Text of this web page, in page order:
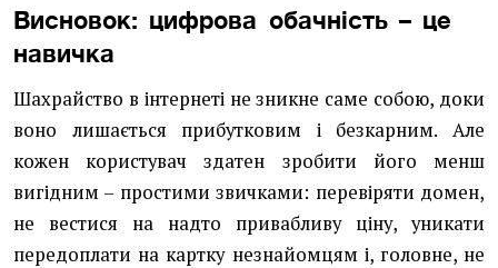
Висновок: цифрова обачність – це
навичка
Шахрайство в інтернеті не зникне саме собою, доки
воно лишається прибутковим і безкарним. Але
кожен користувач здатен зробити його менш
вигідним – простими звичками: перевіряти домен,
не вестися на надто привабливу ціну, уникати
передоплати на картку незнайомцям і, головне, не